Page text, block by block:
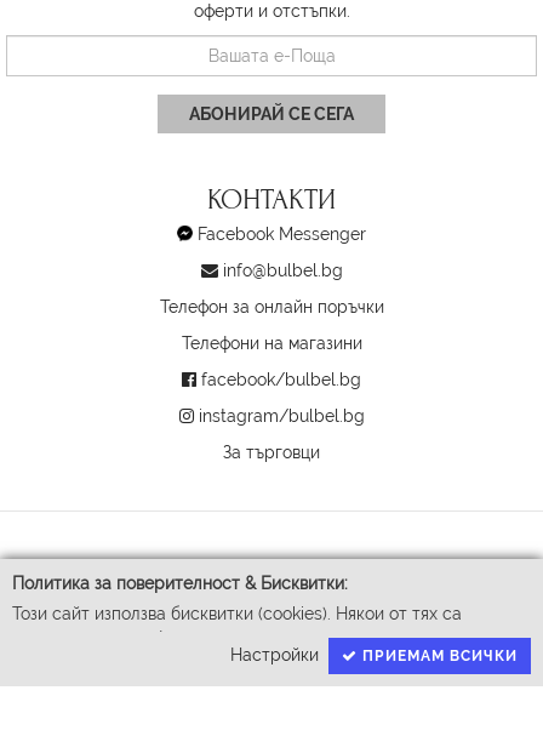
Политика за поверителност & Бисквитки:
Този сайт използва бисквитки (cookies). Някои от тях са
задължителни за функционирането му, докато други ни
помагат да подобрим Вашето преживяване. За да доставим
успешно Вашите покупки ние събираме и обработваме
Настройки ПРИЕМАМ ВСИЧКИ
оферти и отстъпки.
АБОНИРАЙ СЕ СЕГА
КОНТАКТИ
Facebook Messenger
info@bulbel.bg
Телефон за онлайн поръчки
Телефони на магазини
facebook/bulbel.bg
instagram/bulbel.bg
За търговци